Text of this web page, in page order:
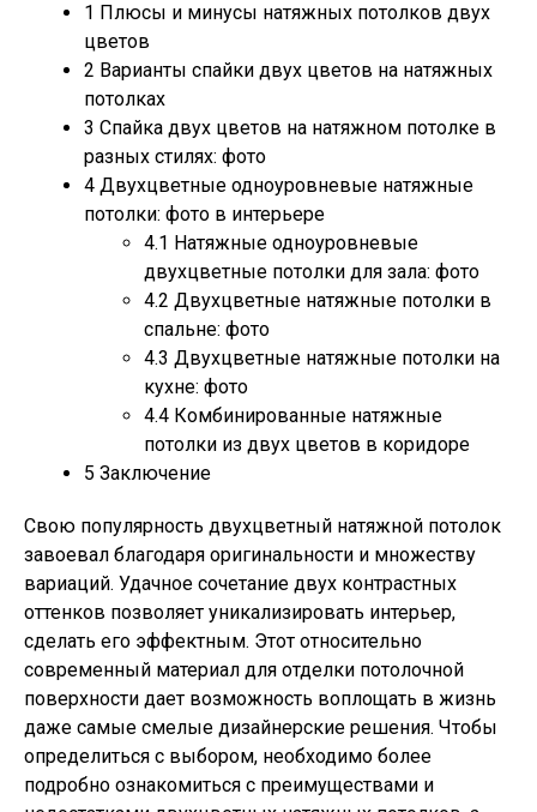
1 Плюсы и минусы натяжных потолков двух
цветов
2 Варианты спайки двух цветов на натяжных
потолках
3 Спайка двух цветов на натяжном потолке в
разных стилях: фото
4 Двухцветные одноуровневые натяжные
потолки: фото в интерьере
4.1 Натяжные одноуровневые
двухцветные потолки для зала: фото
4.2 Двухцветные натяжные потолки в
спальне: фото
4.3 Двухцветные натяжные потолки на
кухне: фото
4.4 Комбинированные натяжные
потолки из двух цветов в коридоре
5 Заключение
Свою популярность двухцветный натяжной потолок
завоевал благодаря оригинальности и множеству
вариаций. Удачное сочетание двух контрастных
оттенков позволяет уникализировать интерьер,
сделать его эффектным. Этот относительно
современный материал для отделки потолочной
поверхности дает возможность воплощать в жизнь
даже самые смелые дизайнерские решения. Чтобы
определиться с выбором, необходимо более
подробно ознакомиться с преимуществами и